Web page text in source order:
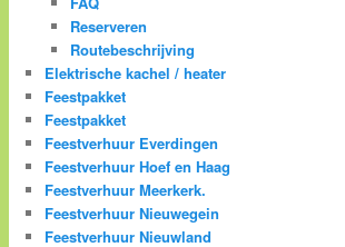
Reserveren
Routebeschrijving
Elektrische kachel / heater
Feestpakket
Feestpakket
Feestverhuur Everdingen
Feestverhuur Hoef en Haag
Feestverhuur Meerkerk.
Feestverhuur Nieuwegein
Feestverhuur Nieuwland